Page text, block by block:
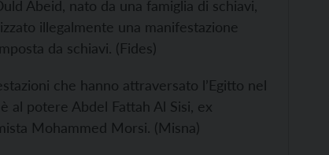
Abeid, nato da una famiglia di schiavi,
illegalmente una manifestazione
da schiavi. (Fides)
che hanno attraversato l’Egitto nel
al potere Abdel Fattah Al Sisi, ex
Mohammed Morsi. (Misna)